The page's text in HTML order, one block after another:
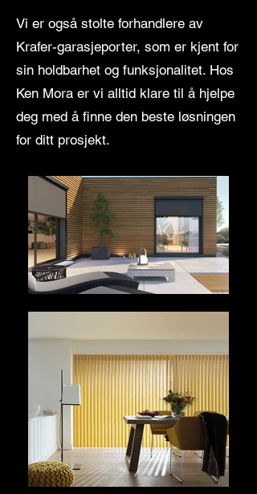
Vi er også stolte forhandlere av
Krafer-garasjeporter, som er kjent for
sin holdbarhet og funksjonalitet. Hos
Ken Mora er vi alltid klare til å hjelpe
deg med å finne den beste løsningen
for ditt prosjekt.